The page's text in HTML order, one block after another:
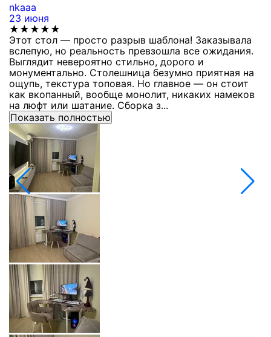
nkaaa
23 июня
★★★★★
Этот стол — просто разрыв шаблона! Заказывала
вслепую, но реальность превзошла все ожидания.
Выглядит невероятно стильно, дорого и
монументально. Столешница безумно приятная на
ощупь, текстура топовая. Но главное — он стоит
как вкопанный, вообще монолит, никаких намеков
на люфт или шатание. Сборка з...
Показать полностью